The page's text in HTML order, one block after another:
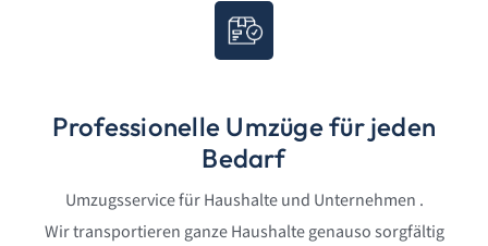
Professionelle Umzüge für jeden
Umzugsservice für Haushalte und Unternehmen .
Wir transportieren ganze Haushalte genauso sorgfältig
wie einzelne Möbelstücke. Unser motiviertes Team
übernimmt alles: von der Demontage und Montage bis